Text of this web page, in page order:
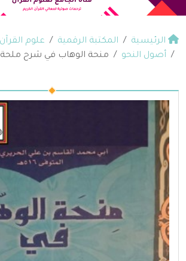
الرئيسية المكتبة الرقمية
علوم
أصول النحو
منحة الوهاب في شرح ملحة